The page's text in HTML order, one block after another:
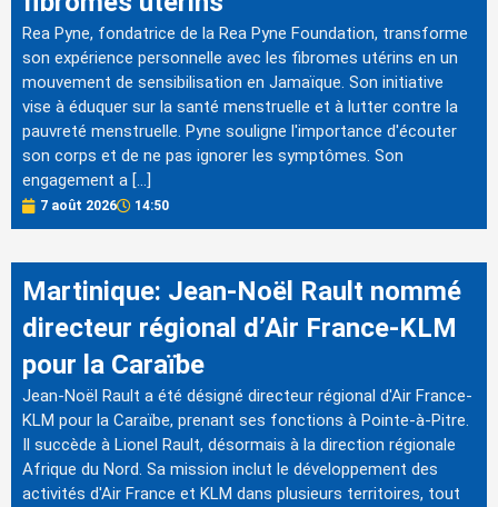
Rea Pyne, fondatrice de la Rea Pyne Foundation, transforme
son expérience personnelle avec les fibromes utérins en un
mouvement de sensibilisation en Jamaïque. Son initiative
vise à éduquer sur la santé menstruelle et à lutter contre la
pauvreté menstruelle. Pyne souligne l'importance d'écouter
son corps et de ne pas ignorer les symptômes. Son
engagement a […]
7 août 2026 14:50
Martinique: Jean-Noël Rault nommé
directeur régional d’Air France-KLM
pour la Caraïbe
Jean-Noël Rault a été désigné directeur régional d'Air France-
KLM pour la Caraïbe, prenant ses fonctions à Pointe-à-Pitre.
Il succède à Lionel Rault, désormais à la direction régionale
Afrique du Nord. Sa mission inclut le développement des
activités d'Air France et KLM dans plusieurs territoires, tout